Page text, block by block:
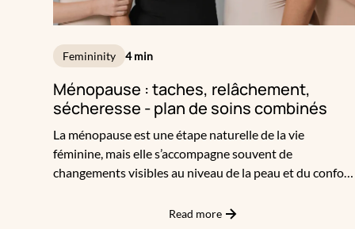
Femininity 4 min
Ménopause : taches, relâchement,
sécheresse - plan de soins combinés
La ménopause est une étape naturelle de la vie
féminine, mais elle s’accompagne souvent de
changements visibles au niveau de la peau et du confort
sécheresse cutanée ou intime… autant de
Read more